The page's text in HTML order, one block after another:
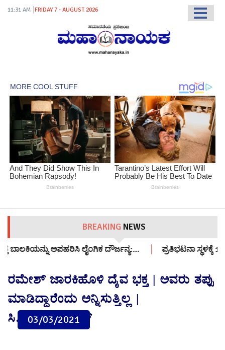
11:31 AM FRIDAY 7 - AUGUST 2026
BREAKING NEWS
ದೌರ್ಜನ್ಯ:… ಪ್ರತಿಭಟನಾ ಸ್ಥಳಕ್ಕೆ 12 ವರ್ಷದ ಬಾಲಕಿಯನ್ನು
ರಮೇಶ್ ಜಾರಕಿಹೊಳಿ ದೈವ ಭಕ್ತ | ಅವರು ತಪ್ಪು
ಮಾಡಿದ್ದಾರೆಂದು ಅನ್ನಿಸುತ್ತಿಲ್ಲ |
ಸಿ.ಪಿ.ಯೋಗೇಶ್ವರ್
03/03/2021